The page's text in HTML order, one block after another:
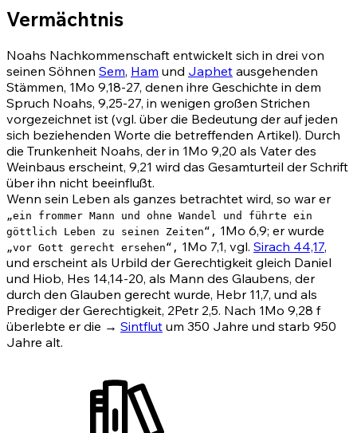
Vermächtnis
Noahs Nachkommenschaft entwickelt sich in drei von
seinen Söhnen Sem, Ham und Japhet ausgehenden
Stämmen, 1Mo 9,18-27, denen ihre Geschichte in dem
Spruch Noahs, 9,25-27, in wenigen großen Strichen
vorgezeichnet ist (vgl. über die Bedeutung der auf jeden
sich beziehenden Worte die betreffenden Artikel). Durch
die Trunkenheit Noahs, der in 1Mo 9,20 als Vater des
Weinbaus erscheint, 9,21 wird das Gesamturteil der Schrift
über ihn nicht beeinflußt.
Wenn sein Leben als ganzes betrachtet wird, so war er
„ein frommer Mann und ohne Wandel und führte ein
göttlich Leben zu seinen Zeiten“, 1Mo 6,9; er wurde
„vor Gott gerecht ersehen“, 1Mo 7,1, vgl. Sirach 44,17,
und erscheint als Urbild der Gerechtigkeit gleich Daniel
und Hiob, Hes 14,14-20, als Mann des Glaubens, der
durch den Glauben gerecht wurde, Hebr 11,7, und als
Prediger der Gerechtigkeit, 2Petr 2,5. Nach 1Mo 9,28 f
überlebte er die → Sintflut um 350 Jahre und starb 950
Jahre alt.